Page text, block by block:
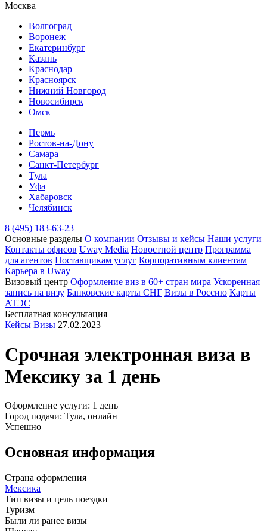
Москва
Волгоград
Воронеж
Екатеринбург
Казань
Краснодар
Красноярск
Нижний Новгород
Новосибирск
Омск
Пермь
Ростов-на-Дону
Самара
Санкт-Петербург
Тула
Уфа
Хабаровск
Челябинск
8 (495) 183-63-23
Основные разделы О компании Отзывы и кейсы Наши услуги
Контакты офисов Uway Media Новостной центр Программа
для агентов Поставщикам услуг Корпоративным клиентам
Карьера в Uway
Визовый центр Оформление виз в 60+ стран мира Ускоренная
запись на визу Банковские карты СНГ Визы в Россию Карты
АТЭС
Бесплатная консультация
Кейсы Визы 27.02.2023
Срочная электронная виза в
Мексику за 1 день
Оформление услуги: 1 день
Город подачи: Тула, онлайн
Успешно
Основная информация
Страна оформления
Мексика
Тип визы и цель поездки
Туризм
Были ли ранее визы